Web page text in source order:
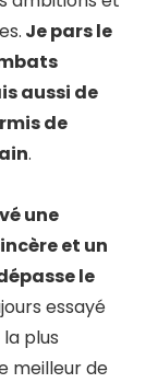
Je pars le
aussi de
de
.
une
et un
le
essayé
plus
meilleur de